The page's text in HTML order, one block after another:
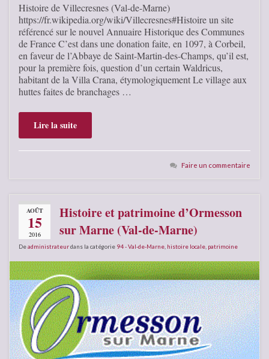
Histoire de Villecresnes (Val-de-Marne)
https://fr.wikipedia.org/wiki/Villecresnes#Histoire un site
référencé sur le nouvel Annuaire Historique des Communes
de France C’est dans une donation faite, en 1097, à Corbeil,
en faveur de l’Abbaye de Saint-Martin-des-Champs, qu’il est,
pour la première fois, question d’un certain Waldricus,
habitant de la Villa Crana, étymologiquement Le village aux
huttes faites de branchages …
Lire la suite
Faire un commentaire
AOÛT
15
2016
Histoire et patrimoine d’Ormesson
sur Marne (Val-de-Marne)
Deadministrateurdans la catégorie 94 - Val-de-Marne histoire locale patrimoine